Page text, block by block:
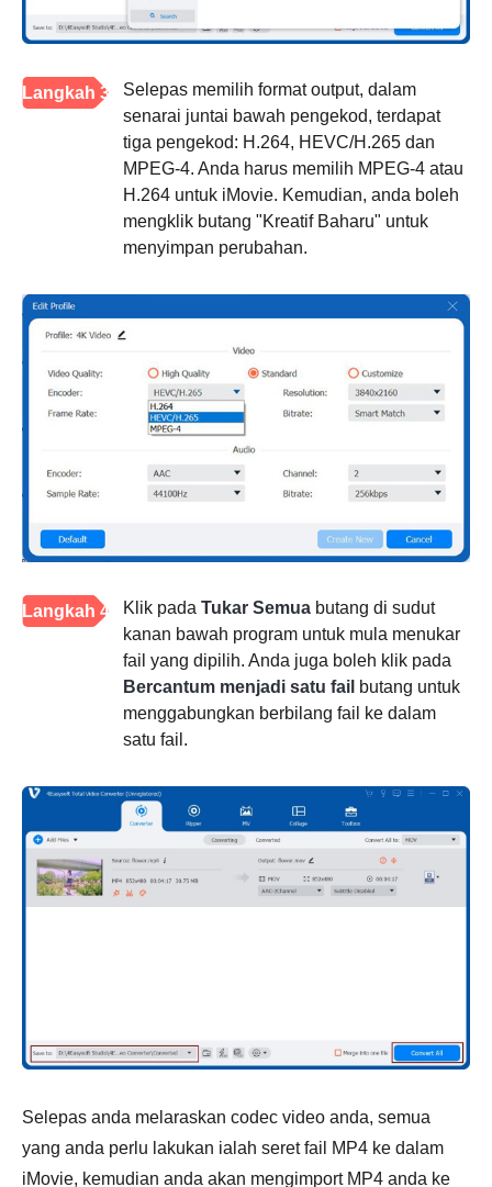
Langkah 3
Selepas memilih format output, dalam
senarai juntai bawah pengekod, terdapat
tiga pengekod: H.264, HEVC/H.265 dan
MPEG-4. Anda harus memilih MPEG-4 atau
H.264 untuk iMovie. Kemudian, anda boleh
mengklik butang "Kreatif Baharu" untuk
menyimpan perubahan.
Langkah 4 Klik pada Tukar Semua butang di sudut
kanan bawah program untuk mula menukar
fail yang dipilih. Anda juga boleh klik pada
Bercantum menjadi satu fail butang untuk
menggabungkan berbilang fail ke dalam
satu fail.
Selepas anda melaraskan codec video anda, semua
yang anda perlu lakukan ialah seret fail MP4 ke dalam
iMovie, kemudian anda akan mengimport MP4 anda ke